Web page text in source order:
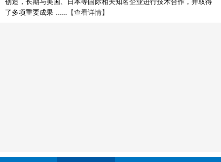
了多项重要成果 ......
【查看详情】